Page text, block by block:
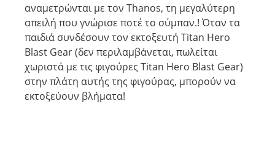
αναμετρώνται με τον Thanos, τη μεγαλύτερη
απειλή που γνώρισε ποτέ το σύμπαν.! Όταν τα
παιδιά συνδέσουν τον εκτοξευτή Titan Hero
Blast Gear (δεν περιλαμβάνεται, πωλείται
χωριστά με τις φιγούρες Titan Hero Blast Gear)
στην πλάτη αυτής της φιγούρας, μπορούν να
εκτοξεύουν βλήματα!